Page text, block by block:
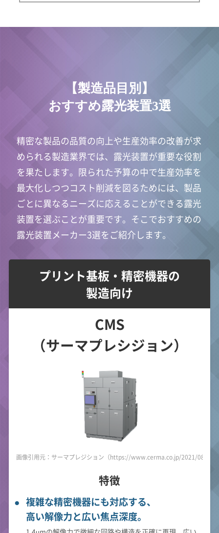
【製造品目別】
おすすめ露光装置3選
精密な製品の品質の向上や生産効率の改善が求
められる製造業界では、露光装置が重要な役割
を果たします。限られた予算の中で生産効率を
最大化しつつコスト削減を図るためには、製品
ごとに異なるニーズに応えることができる露光
装置を選ぶことが重要です。そこでおすすめの
露光装置メーカー3選をご紹介します。
プリント基板・精密機器の
製造向け
CMS
（サーマプレシジョン）
画像引用元：サーマプレジション（https://www.cerma.co.jp/2021/08/20/
特徴
複雑な精密機器にも対応する、
高い解像力と広い焦点深度。